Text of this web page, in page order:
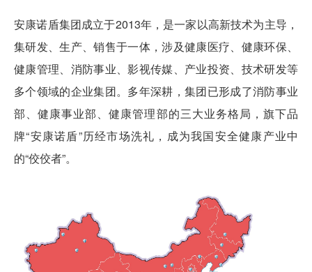
安康诺盾集团成立于2013年，是一家以高新技术为主导，
集研发、生产、销售于一体，涉及健康医疗、健康环保、
健康管理、消防事业、影视传媒、产业投资、技术研发等
多个领域的企业集团。多年深耕，集团已形成了消防事业
部、健康事业部、健康管理部的三大业务格局，旗下品
牌“安康诺盾”历经市场洗礼，成为我国安全健康产业中
的“佼佼者”。